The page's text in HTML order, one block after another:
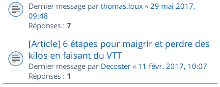
Dernier message par thomas.loux « 29 mai 2017,
09:48
Réponses : 7
[Article] 6 étapes pour maigrir et perdre des
kilos en faisant du VTT
Dernier message par Decoster « 11 févr. 2017, 10:07
Réponses : 1